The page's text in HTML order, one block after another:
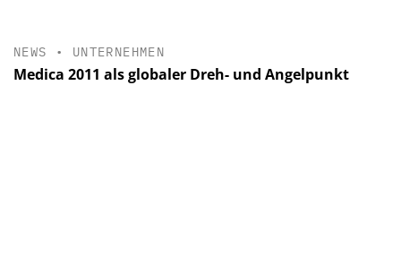
NEWS • UNTERNEHMEN
Medica 2011 als globaler Dreh- und Angelpunkt